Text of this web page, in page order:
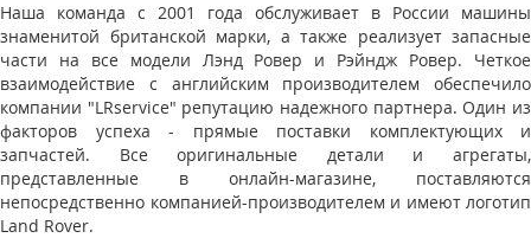
Наша команда с 2001 года обслуживает в России машины
знаменитой британской марки, а также реализует запасные
части на все модели Лэнд Ровер и Рэйндж Ровер. Четкое
взаимодействие с английским производителем обеспечило
компании "LRservice" репутацию надежного партнера. Один из
факторов успеха - прямые поставки комплектующих и
запчастей. Все оригинальные детали и агрегаты,
представленные в онлайн-магазине, поставляются
непосредственно компанией-производителем и имеют логотип
Land Rover.